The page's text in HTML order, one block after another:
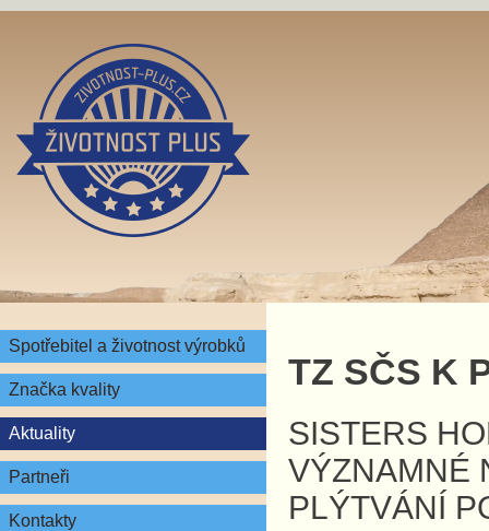
Spotřebitel a životnost výrobků
Značka kvality
Aktuality
Partneři
Kontakty
TZ SČS K
SISTERS
VÝZNAMNÉ
PLÝTVÁNÍ